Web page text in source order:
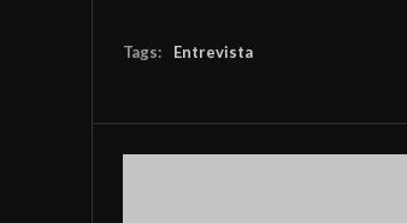
Tags: Entrevista